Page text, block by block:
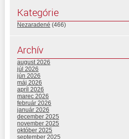
Kategórie
Nezaradené (466)
Archív
august 2026
júl 2026
jún 2026
máj 2026
apríl 2026
marec 2026
február 2026
január 2026
december 2025
november 2025
október 2025
september 2025